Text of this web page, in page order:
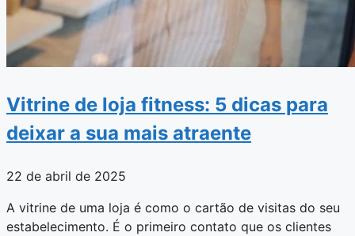
Vitrine de loja fitness: 5 dicas para
deixar a sua mais atraente
22 de abril de 2025
A vitrine de uma loja é como o cartão de visitas do seu
estabelecimento. É o primeiro contato que os clientes